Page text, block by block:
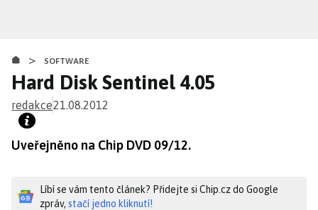
obsahu
> SOFTWARE
Hard Disk Sentinel 4.05
redakce21.08.2012
Uveřejněno na Chip DVD 09/12.
Líbí se vám tento článek? Přidejte si Chip.cz do Google
zpráv, stačí jedno kliknutí!